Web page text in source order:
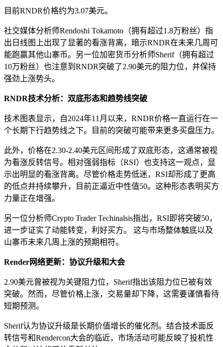
目前RNDR价格约为3.07美元。
社交媒体分析师Rendoshi Tokamoto（拥有超过1.8万粉丝）指
出日线图上出现了显著的看涨背离，暗示RNDR在未来几周可
能跑赢其他山寨币。另一位加密货币分析师Sherif（拥有超过
10万粉丝）也注意到RNDR突破了2.90美元的阻力位，并保持
强劲上涨势头。
RNDR技术分析：双底形态和趋势线突破
技术图表显示，自2024年11月以来，RNDR价格一直运行在一
个长期下行趋势线之下。目前的突破可能带来更多买盘压力。
此外，价格在2.30-2.40美元区间形成了双底形态，这通常被视
为看涨反转信号。相对强弱指标（RSI）也支持这一观点，显
示出明显的看涨背离。尽管价格走势低迷，RSI却形成了更高
的低点并持续攀升，目前正逼近中性值50。这种形态表明买方
力量正在增强。
另一位分析师Crypto Trader Techinalsis指出，RSI即将突破50，
进一步证实了动能转变，利好买方。 这与市场整体触底以及
山寨币未来几周上涨的预期相符。
Render网络更新：协议升级和大会
2.90美元曾被视为关键阻力位，Sherif指出该阻力位已被有效
突破。然而，尽管价格上涨，交易量却下降，这需要谨慎看待
短期预测。
Sherif认为协议升级是长期价值增长的催化剂。结合技术面反
转信号和Rendercon大会的临近，市场活动可能反映了投机性